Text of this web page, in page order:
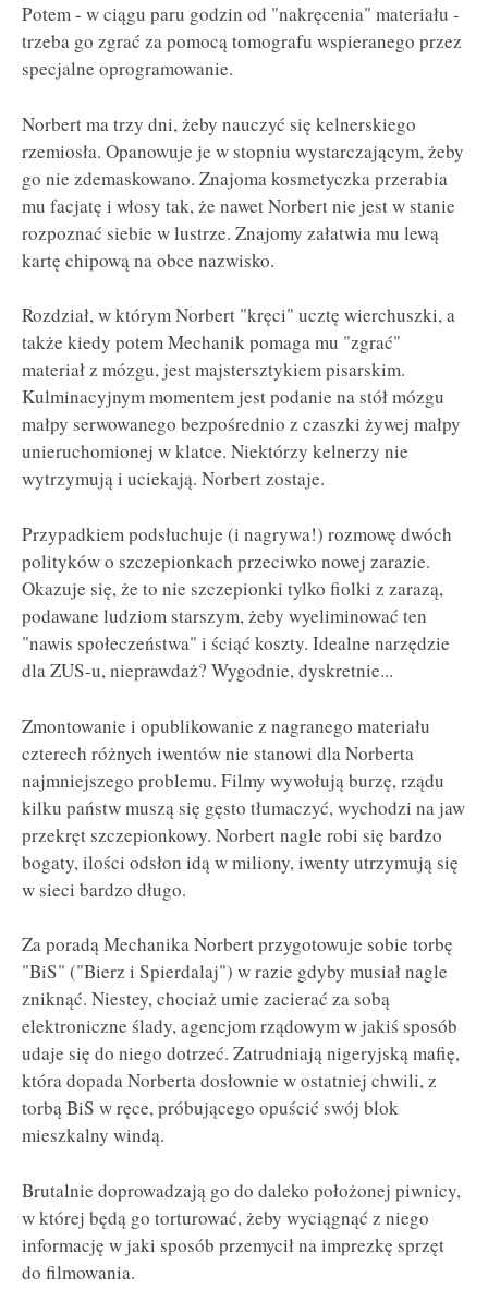
Potem - w ciągu paru godzin od "nakręcenia" materiału -
trzeba go zgrać za pomocą tomografu wspieranego przez
specjalne oprogramowanie.
Norbert ma trzy dni, żeby nauczyć się kelnerskiego
rzemiosła. Opanowuje je w stopniu wystarczającym, żeby
go nie zdemaskowano. Znajoma kosmetyczka przerabia
mu facjatę i włosy tak, że nawet Norbert nie jest w stanie
rozpoznać siebie w lustrze. Znajomy załatwia mu lewą
kartę chipową na obce nazwisko.
Rozdział, w którym Norbert "kręci" ucztę wierchuszki, a
także kiedy potem Mechanik pomaga mu "zgrać"
materiał z mózgu, jest majstersztykiem pisarskim.
Kulminacyjnym momentem jest podanie na stół mózgu
małpy serwowanego bezpośrednio z czaszki żywej małpy
unieruchomionej w klatce. Niektórzy kelnerzy nie
wytrzymują i uciekają. Norbert zostaje.
Przypadkiem podsłuchuje (i nagrywa!) rozmowę dwóch
polityków o szczepionkach przeciwko nowej zarazie.
Okazuje się, że to nie szczepionki tylko fiolki z zarazą,
podawane ludziom starszym, żeby wyeliminować ten
"nawis społeczeństwa" i ściąć koszty. Idealne narzędzie
dla ZUS-u, nieprawdaż? Wygodnie, dyskretnie...
Zmontowanie i opublikowanie z nagranego materiału
czterech różnych iwentów nie stanowi dla Norberta
najmniejszego problemu. Filmy wywołują burzę, rządu
kilku państw muszą się gęsto tłumaczyć, wychodzi na jaw
przekręt szczepionkowy. Norbert nagle robi się bardzo
bogaty, ilości odsłon idą w miliony, iwenty utrzymują się
w sieci bardzo długo.
Za poradą Mechanika Norbert przygotowuje sobie torbę
"BiS" ("Bierz i Spierdalaj") w razie gdyby musiał nagle
zniknąć. Niestey, chociaż umie zacierać za sobą
elektroniczne ślady, agencjom rządowym w jakiś sposób
udaje się do niego dotrzeć. Zatrudniają nigeryjską mafię,
która dopada Norberta dosłownie w ostatniej chwili, z
torbą BiS w ręce, próbującego opuścić swój blok
mieszkalny windą.
Brutalnie doprowadzają go do daleko położonej piwnicy,
w której będą go torturować, żeby wyciągnąć z niego
informację w jaki sposób przemycił na imprezkę sprzęt
do filmowania.